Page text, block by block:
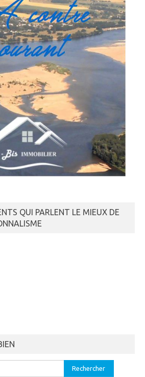
QUI PARLENT LE MIEUX DE